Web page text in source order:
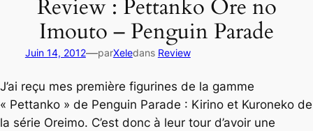
Review : Pettanko Ore no
Imouto – Penguin Parade
Juin 14, 2012—parXeledans Review
J’ai reçu mes première figurines de la gamme
« Pettanko » de Penguin Parade : Kirino et Kuroneko de
la série Oreimo. C’est donc à leur tour d’avoir une